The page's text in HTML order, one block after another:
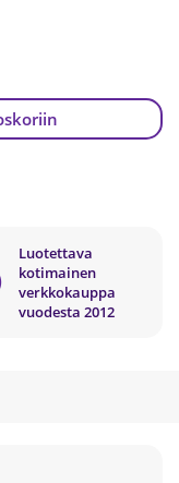
Luotettava
kotimainen
verkkokauppa
vuodesta 2012